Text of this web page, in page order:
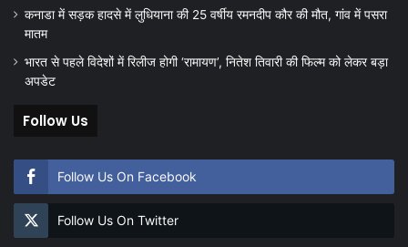
कनाडा में सड़क हादसे में लुधियाना की 25 वर्षीय रमनदीप कौर की मौत, गांव में पसरा
मातम
भारत से पहले विदेशों में रिलीज होगी ‘रामायण’, नितेश तिवारी की फिल्म को लेकर बड़ा
अपडेट
Follow Us
Follow Us On Facebook
Follow Us On Twitter